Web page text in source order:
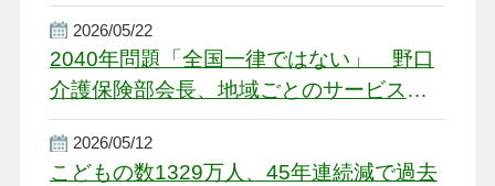
2026/05/22
2040年問題「全国一律ではない」 野口
介護保険部会長、地域ごとのサービス基
盤整備を促す
2026/05/12
こどもの数1329万人、45年連続減で過去